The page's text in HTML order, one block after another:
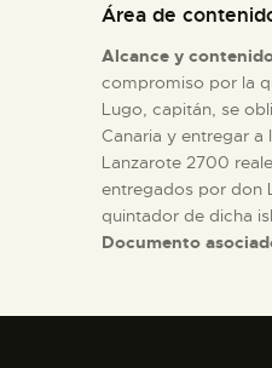
Área de
Alcance y
compromiso por la
Lugo, capitán, se
Canaria y entregar a
Lanzarote 2700
entregados por don
quintador de dicha
Documento